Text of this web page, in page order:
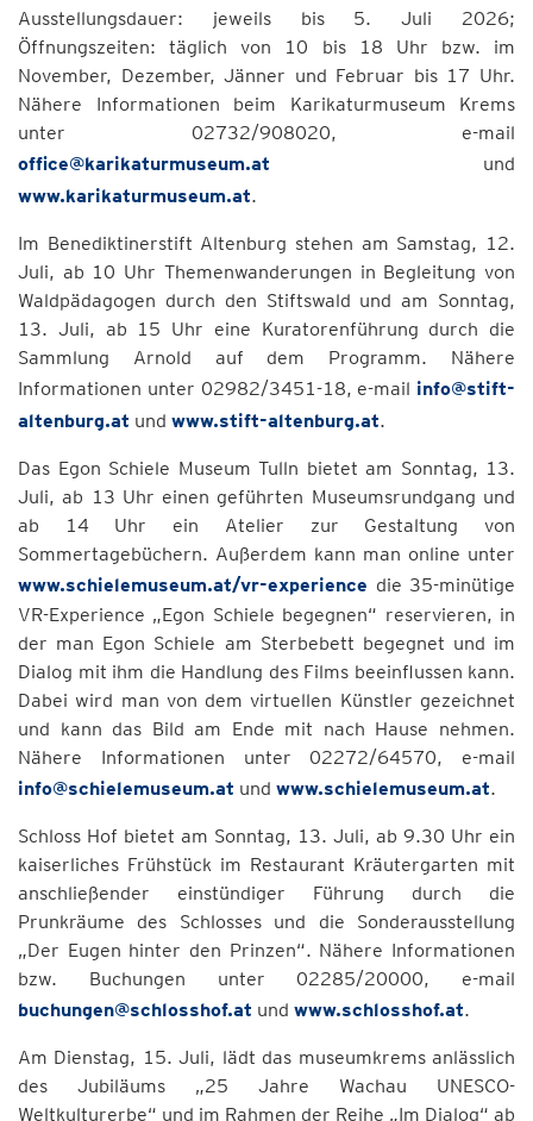
Ausstellungsdauer: jeweils bis 5. Juli 2026;
Öffnungszeiten: täglich von 10 bis 18 Uhr bzw. im
November, Dezember, Jänner und Februar bis 17 Uhr.
Nähere Informationen beim Karikaturmuseum Krems
unter 02732/908020, e-mail
office@karikaturmuseum.at und
www.karikaturmuseum.at.
Im Benediktinerstift Altenburg stehen am Samstag, 12.
Juli, ab 10 Uhr Themenwanderungen in Begleitung von
Waldpädagogen durch den Stiftswald und am Sonntag,
13. Juli, ab 15 Uhr eine Kuratorenführung durch die
Sammlung Arnold auf dem Programm. Nähere
Informationen unter 02982/3451-18, e-mail info@stift-
altenburg.at und www.stift-altenburg.at.
Das Egon Schiele Museum Tulln bietet am Sonntag, 13.
Juli, ab 13 Uhr einen geführten Museumsrundgang und
ab 14 Uhr ein Atelier zur Gestaltung von
Sommertagebüchern. Außerdem kann man online unter
www.schielemuseum.at/vr-experience die 35-minütige
VR-Experience „Egon Schiele begegnen“ reservieren, in
der man Egon Schiele am Sterbebett begegnet und im
Dialog mit ihm die Handlung des Films beeinflussen kann.
Dabei wird man von dem virtuellen Künstler gezeichnet
und kann das Bild am Ende mit nach Hause nehmen.
Nähere Informationen unter 02272/64570, e-mail
info@schielemuseum.at und www.schielemuseum.at.
Schloss Hof bietet am Sonntag, 13. Juli, ab 9.30 Uhr ein
kaiserliches Frühstück im Restaurant Kräutergarten mit
anschließender einstündiger Führung durch die
Prunkräume des Schlosses und die Sonderausstellung
„Der Eugen hinter den Prinzen“. Nähere Informationen
bzw. Buchungen unter 02285/20000, e-mail
buchungen@schlosshof.at und www.schlosshof.at.
Am Dienstag, 15. Juli, lädt das museumkrems anlässlich
des Jubiläums „25 Jahre Wachau UNESCO-
Weltkulturerbe“ und im Rahmen der Reihe „Im Dialog“ ab